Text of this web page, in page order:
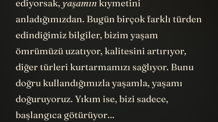
ediyorsak, yaşamın kıymetini
anladığımızdan. Bugün birçok farklı türden
edindiğimiz bilgiler, bizim yaşam
ömrümüzü uzatıyor, kalitesini artırıyor,
diğer türleri kurtarmamızı sağlıyor. Bunu
doğru kullandığımızla yaşamla, yaşamı
doğuruyoruz. Yıkım ise, bizi sadece,
başlangıca götürüyor…